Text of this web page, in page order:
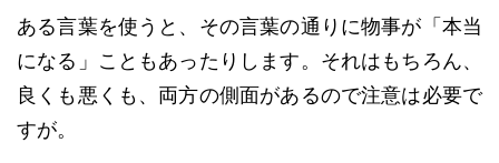
ある言葉を使うと、その言葉の通りに物事が「本当
になる」こともあったりします。それはもちろん、
良くも悪くも、両方の側面があるので注意は必要で
すが。